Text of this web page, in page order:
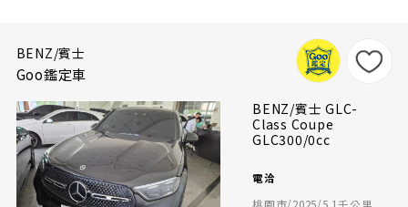
BENZ/賓士
Goo鑑定車
BENZ/賓士 GLC-
Class Coupe
GLC300/0cc
電洽